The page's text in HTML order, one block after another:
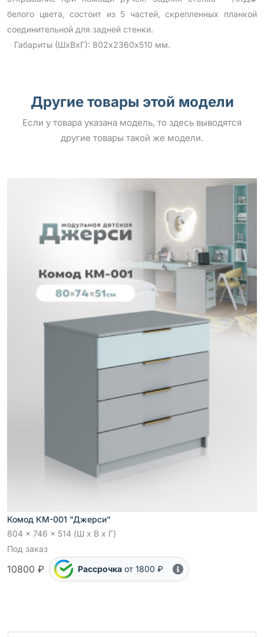
белого цвета, состоит из 5 частей, скрепленных планкой
соединительной для задней стенки.
Габариты (ШхВхГ): 802х2360х510 мм.
Другие товары этой модели
Если у товара указана модель, то здесь выводятся
другие товары такой же модели.
Комод КМ-001 "Джерси"
804 x 746 x 514 (Ш x В x Г)
Под заказ
10800 ₽ Рассрочка от 1800 ₽